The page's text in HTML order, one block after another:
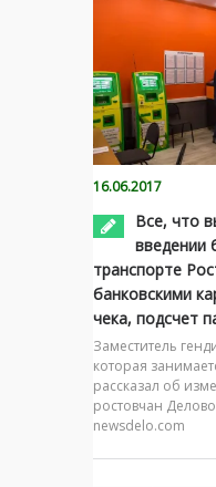
16.06.2017
Все, что
введении
транспорте
банковскими
чека, подсчет
Заместитель
которая
рассказал об
ростовчан
newsdelo.com